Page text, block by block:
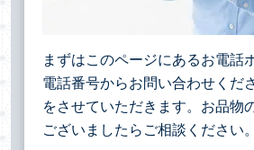
まずはこのページにあるお電話
電話番号からお問い合わせくだ
をさせていただきます。お品物
ございましたらご相談ください。